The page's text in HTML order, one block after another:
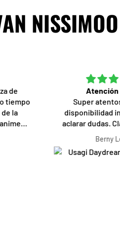
NISSIMOO
Atención de 5⭐️
Super atentos, con una
disponibilidad increíble para
aclarar dudas. Claramente los
diseños son espectaculares
recomendados para darte un
gusto o para dar un detalle a